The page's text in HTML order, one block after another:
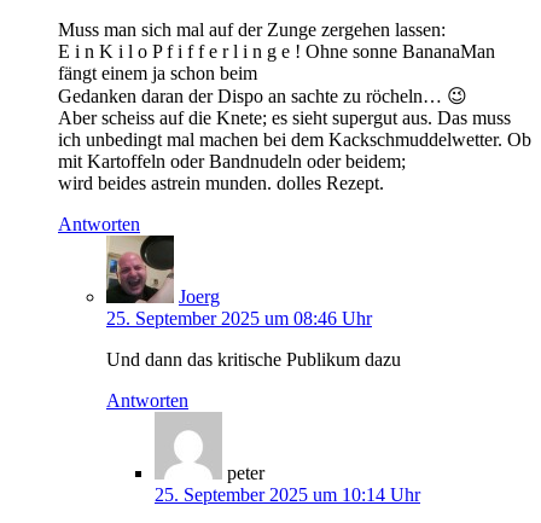
Muss man sich mal auf der Zunge zergehen lassen:
E i n K i l o P f i f f e r l i n g e ! Ohne sonne BananaMan
fängt einem ja schon beim
Gedanken daran der Dispo an sachte zu röcheln… 😉
Aber scheiss auf die Knete; es sieht supergut aus. Das muss
ich unbedingt mal machen bei dem Kackschmuddelwetter. Ob
mit Kartoffeln oder Bandnudeln oder beidem;
wird beides astrein munden. dolles Rezept.
Antworten
Joerg
25. September 2025 um 08:46 Uhr
Und dann das kritische Publikum dazu
Antworten
peter
25. September 2025 um 10:14 Uhr